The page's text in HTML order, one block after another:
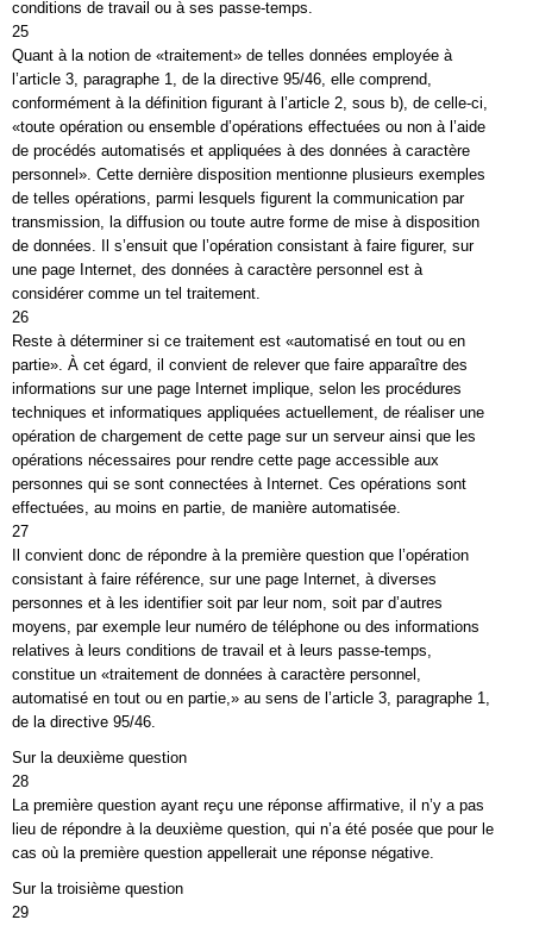
conditions de travail ou à ses passe-temps.
25
Quant à la notion de «traitement» de telles données employée à
l’article 3, paragraphe 1, de la directive 95/46, elle comprend,
conformément à la définition figurant à l’article 2, sous b), de celle-ci,
«toute opération ou ensemble d’opérations effectuées ou non à l’aide
de procédés automatisés et appliquées à des données à caractère
personnel». Cette dernière disposition mentionne plusieurs exemples
de telles opérations, parmi lesquels figurent la communication par
transmission, la diffusion ou toute autre forme de mise à disposition
de données. Il s’ensuit que l’opération consistant à faire figurer, sur
une page Internet, des données à caractère personnel est à
considérer comme un tel traitement.
26
Reste à déterminer si ce traitement est «automatisé en tout ou en
partie». À cet égard, il convient de relever que faire apparaître des
informations sur une page Internet implique, selon les procédures
techniques et informatiques appliquées actuellement, de réaliser une
opération de chargement de cette page sur un serveur ainsi que les
opérations nécessaires pour rendre cette page accessible aux
personnes qui se sont connectées à Internet. Ces opérations sont
effectuées, au moins en partie, de manière automatisée.
27
Il convient donc de répondre à la première question que l’opération
consistant à faire référence, sur une page Internet, à diverses
personnes et à les identifier soit par leur nom, soit par d’autres
moyens, par exemple leur numéro de téléphone ou des informations
relatives à leurs conditions de travail et à leurs passe-temps,
constitue un «traitement de données à caractère personnel,
automatisé en tout ou en partie,» au sens de l’article 3, paragraphe 1,
de la directive 95/46.
Sur la deuxième question
28
La première question ayant reçu une réponse affirmative, il n’y a pas
lieu de répondre à la deuxième question, qui n’a été posée que pour le
cas où la première question appellerait une réponse négative.
Sur la troisième question
29